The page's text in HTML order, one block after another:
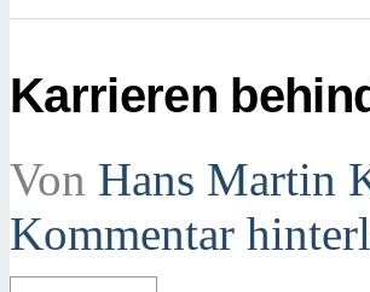
Karrieren
Von Hans Martin
Kommentar